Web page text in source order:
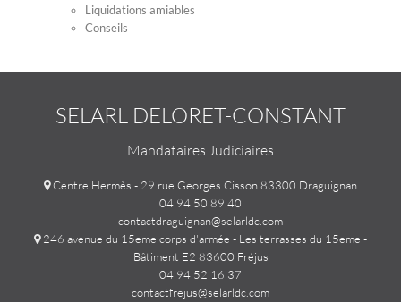
Liquidations amiables
Conseils
SELARL DELORET-CONSTANT
Mandataires Judiciaires
Centre Hermès - 29 rue Georges Cisson 83300 Draguignan
04 94 50 89 40
contactdraguignan@selarldc.com
246 avenue du 15eme corps d'armée - Les terrasses du 15eme -
Bâtiment E2 83600 Fréjus
04 94 52 16 37
contactfrejus@selarldc.com